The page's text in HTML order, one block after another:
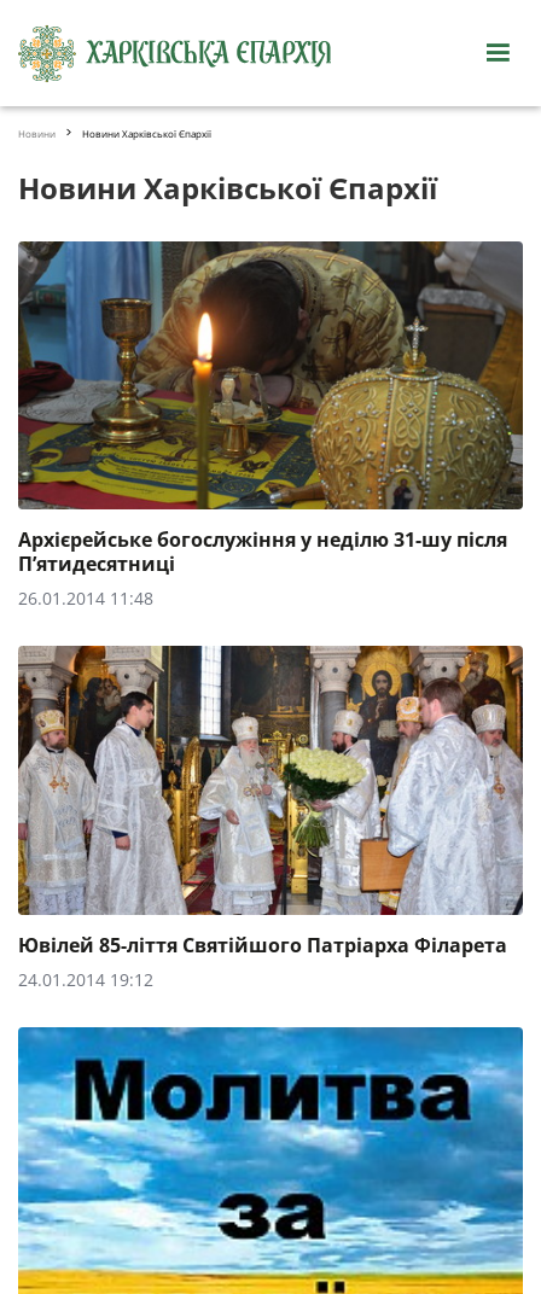
Новини Новини Харківської Єпархії
Новини Харківської Єпархії
Архієрейське богослужіння у неділю 31-шу після
Пʼятидесятниці
26.01.2014 11:48
Ювілей 85-ліття Святійшого Патріарха Філарета
24.01.2014 19:12